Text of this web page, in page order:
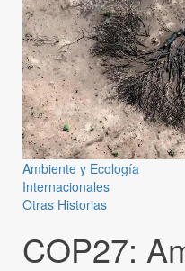
Ambiente y Ecología
Internacionales
Otras Historias
COP27: